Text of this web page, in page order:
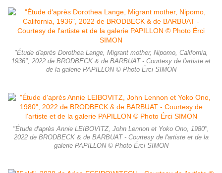
"Étude d'après Dorothea Lange, Migrant mother, Nipomo, California,
1936", 2022 de BRODBECK & de BARBUAT - Courtesy de l'artiste et
de la galerie PAPILLON © Photo Érci SIMON
"Étude d'après Annie LEIBOVITZ, John Lennon et Yoko Ono, 1980",
2022 de BRODBECK & de BARBUAT - Courtesy de l'artiste et de la
galerie PAPILLON © Photo Érci SIMON